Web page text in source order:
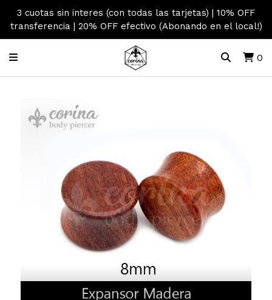
3 cuotas sin interes (con todas las tarjetas) | 10% OFF
transferencia | 20% OFF efectivo (Abonando en el local!)
0